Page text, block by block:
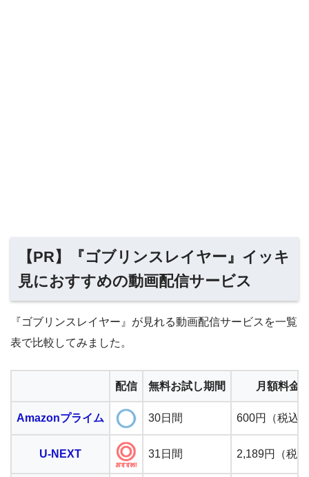
【PR】『ゴブリンスレイヤー』イッキ
見におすすめの動画配信サービス
『ゴブリンスレイヤー』が見れる動画配信サービスを一覧
表で比較してみました。
配信 無料お試し期間 月額料金
Amazonプライム 30日間 600円（税込
U-NEXT 31日間 2,189円（税